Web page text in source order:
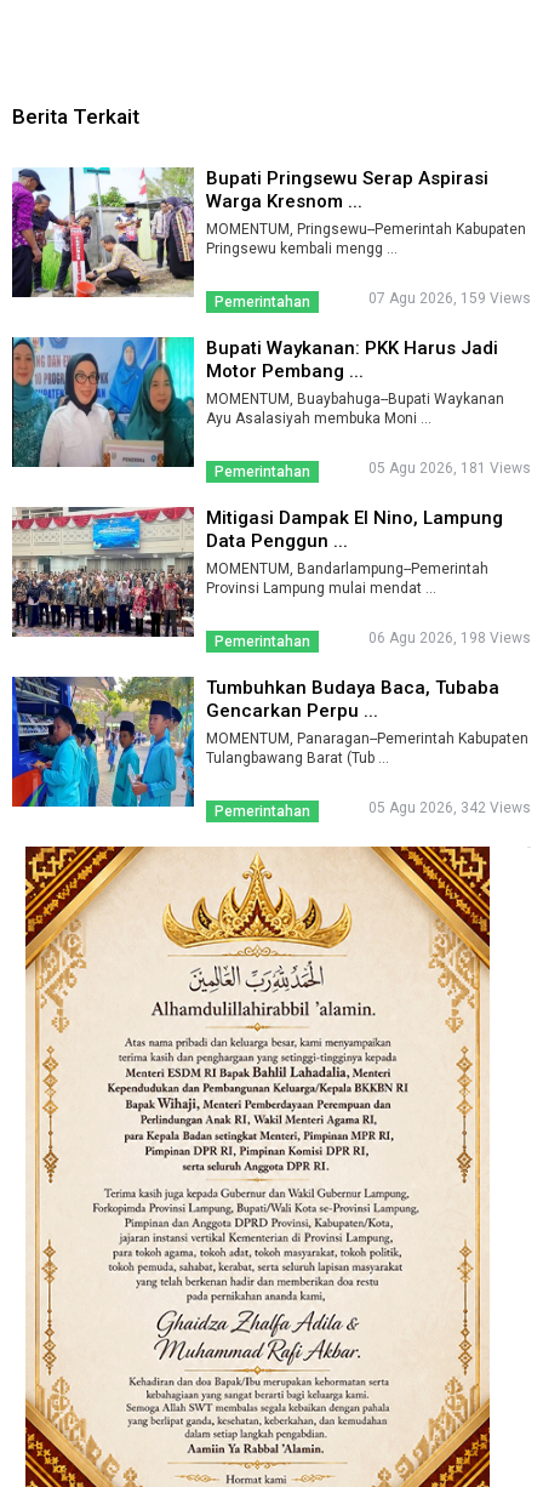
Berita Terkait
Bupati Pringsewu Serap Aspirasi
Warga Kresnom ...
MOMENTUM, Pringsewu--Pemerintah Kabupaten
Pringsewu kembali mengg ...
Pemerintahan 07 Agu 2026, 159 Views
Bupati Waykanan: PKK Harus Jadi
Motor Pembang ...
MOMENTUM, Buaybahuga--Bupati Waykanan
Ayu Asalasiyah membuka Moni ...
Pemerintahan 05 Agu 2026, 181 Views
Mitigasi Dampak El Nino, Lampung
Data Penggun ...
MOMENTUM, Bandarlampung--Pemerintah
Provinsi Lampung mulai mendat ...
Pemerintahan 06 Agu 2026, 198 Views
Tumbuhkan Budaya Baca, Tubaba
Gencarkan Perpu ...
MOMENTUM, Panaragan--Pemerintah Kabupaten
Tulangbawang Barat (Tub ...
Pemerintahan 05 Agu 2026, 342 Views